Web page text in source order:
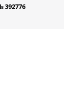
392776